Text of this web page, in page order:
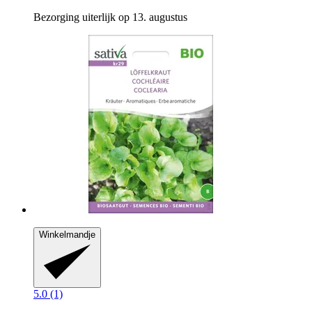
Bezorging uiterlijk op 13. augustus
Winkelmandje
5.0 (1)